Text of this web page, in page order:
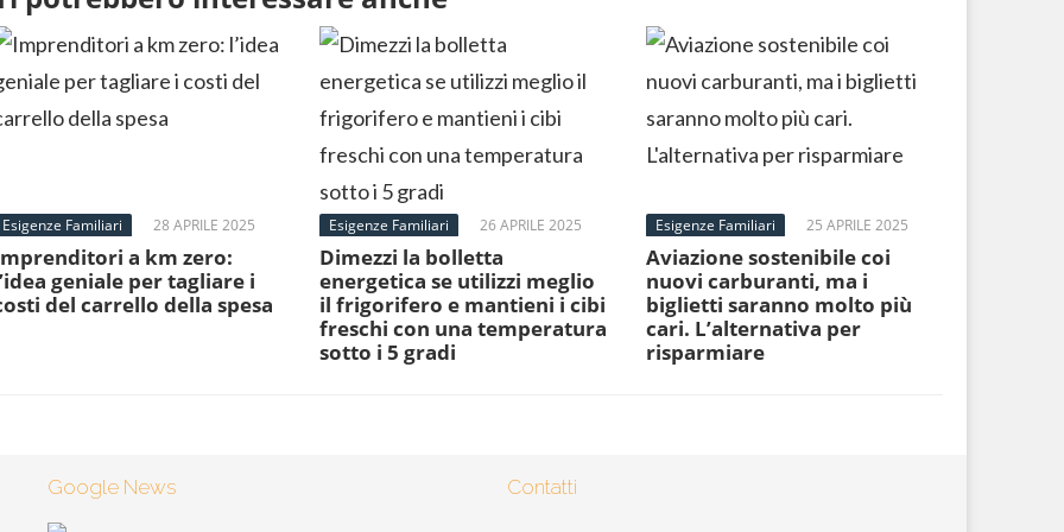
Esigenze Familiari 28 APRILE 2025
a km zero:
geniale per tagliare i
del carrello della spesa
Esigenze Familiari 26 APRILE 2025
Dimezzi la bolletta
energetica se utilizzi meglio
il frigorifero e mantieni i cibi
freschi con una temperatura
sotto i 5 gradi
Esigenze Familiari 25 APRILE 2025
Aviazione sostenibile coi
nuovi carburanti, ma i
biglietti saranno molto più
cari. L’alternativa per
risparmiare
Google News Contatti